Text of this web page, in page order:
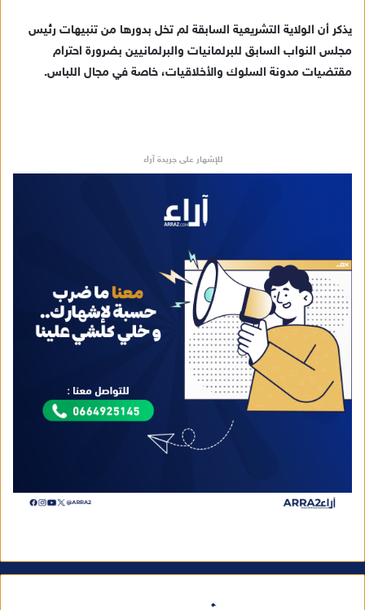
يذكر أن الولاية التشريعية السابقة لم تخل بدورها من تنبيهات رئيس
مجلس النواب السابق للبرلمانيات والبرلمانيين بضرورة احترام
مقتضيات مدونة السلوك والأخلاقيات، خاصة في مجال اللباس.
للإشهار على جريدة آراء